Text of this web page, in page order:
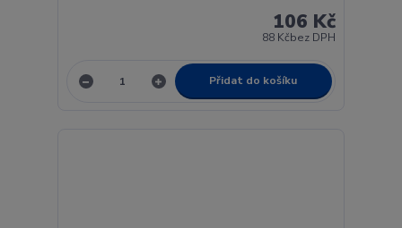
106 Kč
88 Kčbez DPH
Přidat do košíku